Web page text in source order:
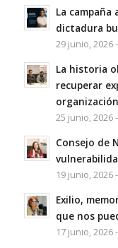
La
dictadura
29 junio, 2026
La historia
recuperar
organización
25 junio, 2026
Consejo de
19 junio, 2026
Exilio,
que nos
17 junio, 2026